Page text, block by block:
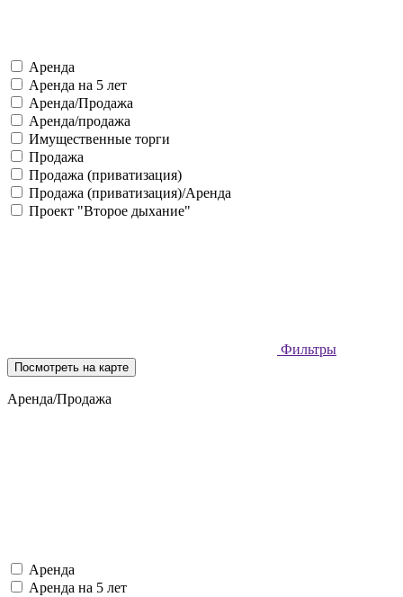
Аренда
Аренда на 5 лет
Аренда/Продажа
Аренда/продажа
Имущественные торги
Продажа
Продажа (приватизация)
Продажа (приватизация)/Аренда
Проект "Второе дыхание"
Фильтры
Посмотреть на карте
Аренда/Продажа
Аренда
Аренда на 5 лет